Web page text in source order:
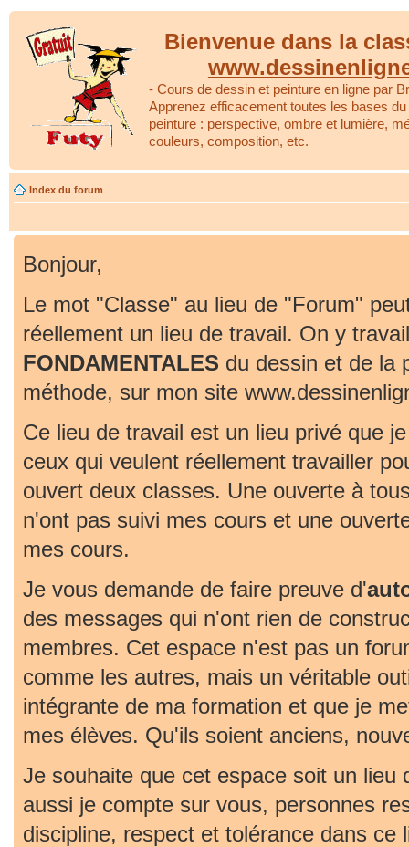
Bienvenue dans la
- Cours de dessin et peinture en ligne par
Apprenez efficacement toutes les bases
peinture : perspective, ombre et lumière,
couleurs, composition, etc.
Index du forum
Bonjour,
Le mot "Classe" au lieu de "Forum"
réellement un lieu de travail. On y
FONDAMENTALES du dessin et de la
méthode, sur mon site
Ce lieu de travail est un lieu privé que
ceux qui veulent réellement travailler
ouvert deux classes. Une ouverte à
n'ont pas suivi mes cours et une
mes cours.
Je vous demande de faire preuve d'
des messages qui n'ont rien de
membres. Cet espace n'est pas un
comme les autres, mais un véritable
intégrante de ma formation et que je
mes élèves. Qu'ils soient anciens,
Je souhaite que cet espace soit un lieu
aussi je compte sur vous, personnes
discipline, respect et tolérance dans ce